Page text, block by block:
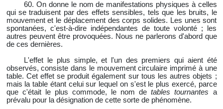
60. On donne le nom de manifestations physiques à celles
qui se traduisent par des effets sensibles, tels que les bruits, le
mouvement et le déplacement des corps solides. Les unes sont
spontanées, c'est-à-dire indépendantes de toute volonté ; les
autres peuvent être provoquées. Nous ne parlerons d'abord que
de ces dernières.
L'effet le plus simple, et l'un des premiers qui aient été
observés, consiste dans le mouvement circulaire imprimé à une
table. Cet effet se produit également sur tous les autres objets ;
mais la table étant celui sur lequel on s'est le plus exercé, parce
que c'était le plus commode, le nom detables tournantes a
prévalu pour la désignation de cette sorte de phénomène.